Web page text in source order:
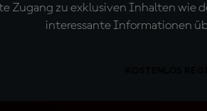
Zugang zu exklusiven Inhalten wie
interessante Informationen